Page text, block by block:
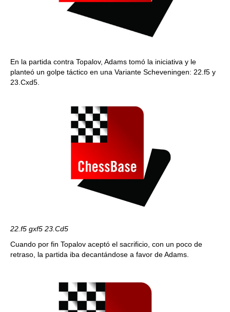
En la partida contra Topalov, Adams tomó la iniciativa y le
planteó un golpe táctico en una Variante Scheveningen: 22.f5 y
23.Cxd5.
22.f5 gxf5 23.Cd5
Cuando por fin Topalov aceptó el sacrificio, con un poco de
retraso, la partida iba decantándose a favor de Adams.